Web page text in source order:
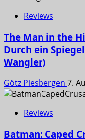
Reviews
The Man in the
Durch ein
Wangler)
Götz Piesbergen 7.
Reviews
Batman: Caped